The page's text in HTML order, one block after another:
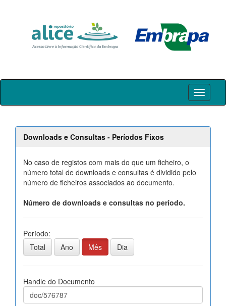
Skip
Downloads e Consultas - Períodos Fixos
No caso de registos com mais do que um ficheiro, o
número total de downloads e consultas é dividido pelo
número de ficheiros associados ao documento.
Número de downloads e consultas no período.
Período:
Total
Ano Mês Dia
Handle do Documento